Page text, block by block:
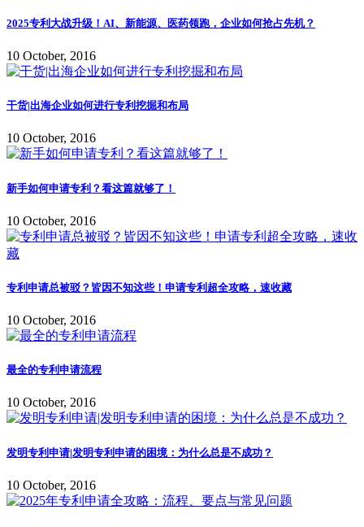
2025专利大战升级！AI、新能源、医药领跑，企业如何抢占先机？
10 October, 2016
干货|出海企业如何进行专利挖掘和布局
10 October, 2016
新手如何申请专利？看这篇就够了！
10 October, 2016
专利申请总被驳？皆因不知这些！申请专利超全攻略，速收藏
10 October, 2016
最全的专利申请流程
10 October, 2016
发明专利申请|发明专利申请的困境：为什么总是不成功？
10 October, 2016